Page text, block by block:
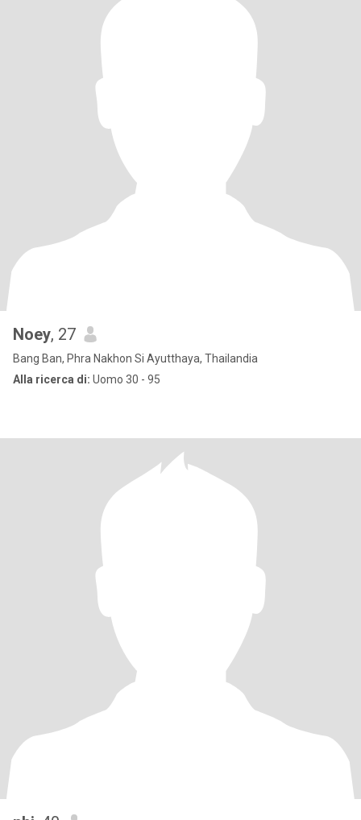
Noey, 27
Bang Ban, Phra Nakhon Si Ayutthaya, Thailandia
Alla ricerca di: Uomo 30 - 95